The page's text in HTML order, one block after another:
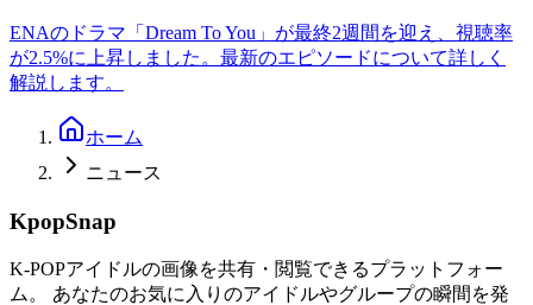
ENAのドラマ「Dream To You」が最終2週間を迎え、視聴率
が2.5%に上昇しました。最新のエピソードについて詳しく
解説します。
ホーム
ニュース
KpopSnap
K-POPアイドルの画像を共有・閲覧できるプラットフォー
ム。 あなたのお気に入りのアイドルやグループの瞬間を発